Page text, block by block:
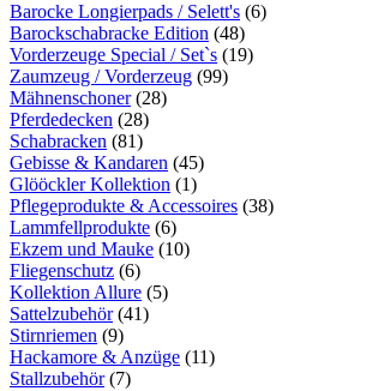
Barocke Longierpads / Selett's (6)
Barockschabracke Edition (48)
Vorderzeuge Special / Set`s (19)
Zaumzeug / Vorderzeug (99)
Mähnenschoner(28)
Pferdedecken (28)
Schabracken (81)
Gebisse & Kandaren (45)
Glööckler Kollektion (1)
Pflegeprodukte & Accessoires (38)
Lammfellprodukte (6)
Ekzem und Mauke (10)
Fliegenschutz (6)
Kollektion Allure (5)
Sattelzubehör(41)
Stirnriemen (9)
Hackamore & Anzüge (11)
Stallzubehör(7)